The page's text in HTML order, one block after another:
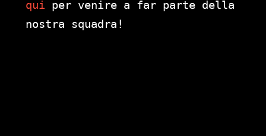
qui per venire a far parte della
nostra squadra!